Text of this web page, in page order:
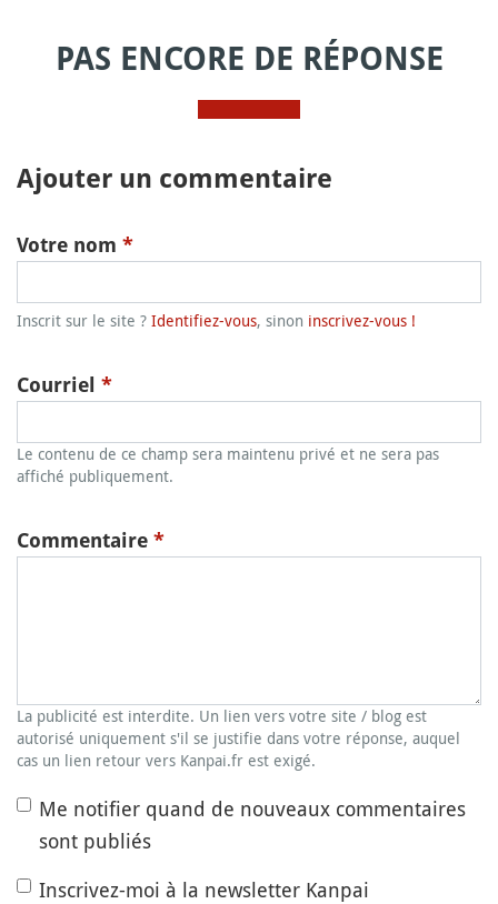
PAS ENCORE DE RÉPONSE
Ajouter un commentaire
Votre nom *
Inscrit sur le site ? Identifiez-vous, sinon inscrivez-vous !
Courriel *
Le contenu de ce champ sera maintenu privé et ne sera pas
affiché publiquement.
Commentaire *
La publicité est interdite. Un lien vers votre site / blog est
autorisé uniquement s'il se justifie dans votre réponse, auquel
cas un lien retour vers Kanpai.fr est exigé.
Me notifier quand de nouveaux commentaires
sont publiés
Inscrivez-moi à la newsletter Kanpai